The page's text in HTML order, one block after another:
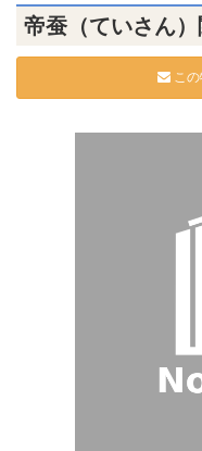
帝蚕（ていさん
この